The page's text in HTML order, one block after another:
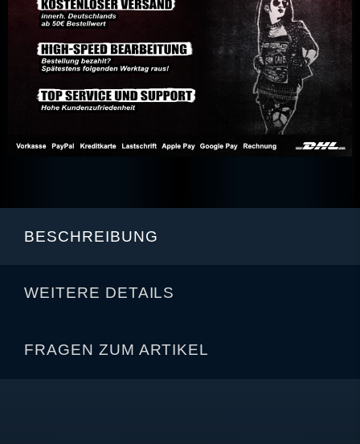
BESCHREIBUNG
WEITERE DETAILS
FRAGEN ZUM ARTIKEL